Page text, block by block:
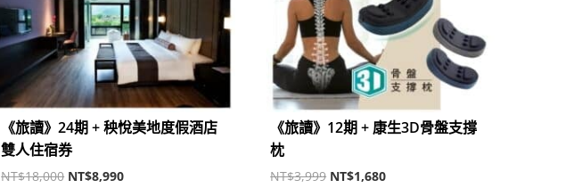
《旅讀》24期 + 秧悅美地度假酒店
雙人住宿券
NT$18,000 NT$8,990
《旅讀》12期 + 康生3D骨盤支撐
枕
NT$3,999 NT$1,680